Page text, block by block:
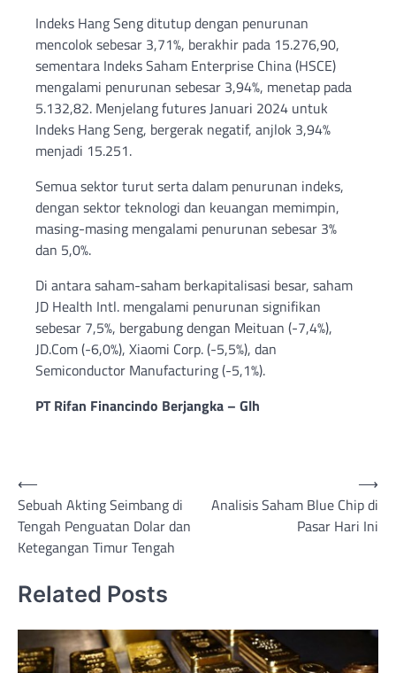
Indeks Hang Seng ditutup dengan penurunan
mencolok sebesar 3,71%, berakhir pada 15.276,90,
sementara Indeks Saham Enterprise China (HSCE)
mengalami penurunan sebesar 3,94%, menetap pada
5.132,82. Menjelang futures Januari 2024 untuk
Indeks Hang Seng, bergerak negatif, anjlok 3,94%
menjadi 15.251.
Semua sektor turut serta dalam penurunan indeks,
dengan sektor teknologi dan keuangan memimpin,
masing-masing mengalami penurunan sebesar 3%
dan 5,0%.
Di antara saham-saham berkapitalisasi besar, saham
JD Health Intl. mengalami penurunan signifikan
sebesar 7,5%, bergabung dengan Meituan (-7,4%),
JD.Com (-6,0%), Xiaomi Corp. (-5,5%), dan
Semiconductor Manufacturing (-5,1%).
PT Rifan Financindo Berjangka – Glh
Post
navigation
⟵
Sebuah Akting Seimbang di
Tengah Penguatan Dolar dan
Ketegangan Timur Tengah
Analisis Saham Blue Chip di
Pasar Hari Ini
⟶
Related Posts